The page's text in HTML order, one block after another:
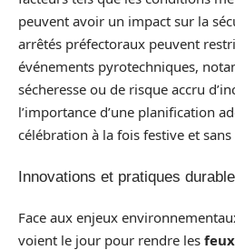
peuvent avoir un impact sur la
arrêtés préfectoraux peuvent
événements pyrotechniques,
sécheresse ou de risque accru
l’importance d’une planification
célébration à la fois festive et sans
Innovations et pratiques
Face aux enjeux
voient le jour pour rendre les